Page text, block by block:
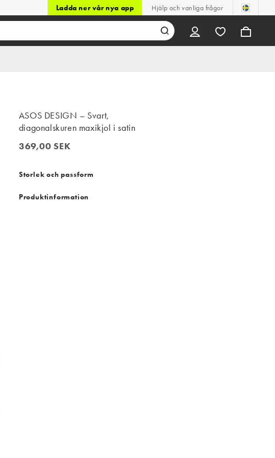
Ladda ner vår nya app Hjälp och vanliga frågor
ASOS DESIGN – Svart,
diagonalskuren maxikjol i satin
369,00 SEK
369,00 SEK
Storlek och passform
Produktinformation